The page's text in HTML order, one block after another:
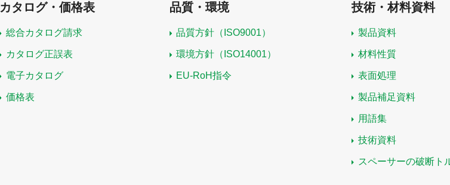
カタログ・価格表
総合カタログ請求
カタログ正誤表
電子カタログ
価格表
品質・環境
品質方針（ISO9001）
環境方針（ISO14001）
EU-RoH指令
技術・材料資料
製品資料
材料性質
表面処理
製品補足資料
用語集
技術資料
スペーサーの破断ト